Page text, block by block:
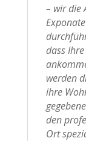
– wir die
dass
werden
ihre
den
Ort